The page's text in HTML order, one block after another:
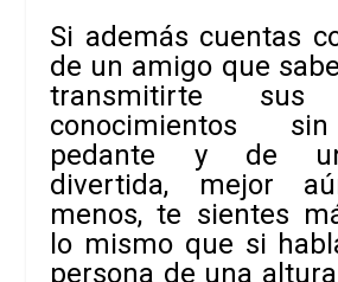
Si además cuentas
de un amigo que
transmitirte sus
conocimientos
pedante y de
divertida, mejor
menos, te sientes
lo mismo que si
persona de una